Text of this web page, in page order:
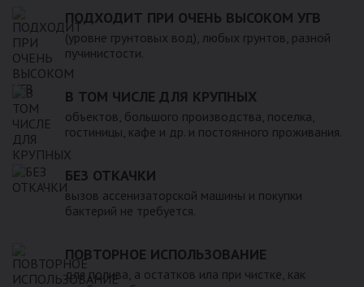
ПОДХОДИТ ПРИ ОЧЕНЬ ВЫСОКОМ УГВ
(уровне грунтовых вод), любых грунтов, разной
пучинистости.
В ТОМ ЧИСЛЕ ДЛЯ КРУПНЫХ
объектов, большого производства, поселка,
гостиницы, кафе и др. и постоянного проживания.
БЕЗ ОТКАЧКИ
вызов ассенизаторской машины и покупки
бактерий не требуется.
ПОВТОРНОЕ ИСПОЛЬЗОВАНИЕ
для полива, а остатков ила при чистке, как